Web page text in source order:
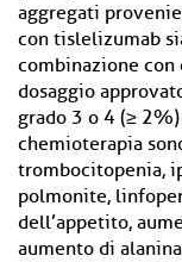
aggregati
con tislelizumab
combinazione
dosaggio
grado 3 o 4 (≥
chemioterapia
trombocitopenia,
polmonite,
dell’appetito,
aumento di